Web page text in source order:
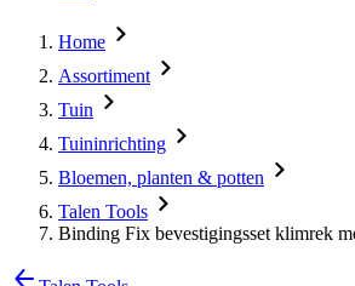
Home
Assortiment
Tuin
Tuininrichting
Bloemen, planten & potten
Talen Tools
Binding Fix bevestigingsset klimrek